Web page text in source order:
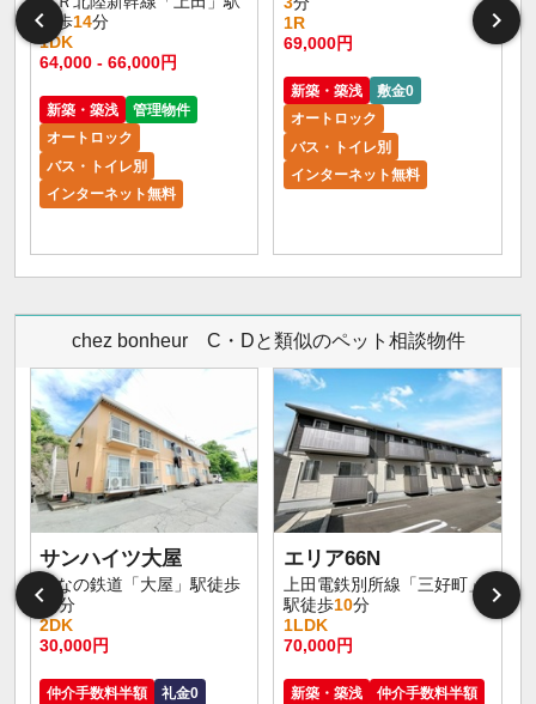
徒歩14分
1DK
64,000 - 66,000円
新築・築浅
管理物件
オートロック
バス・トイレ別
インターネット無料
1R
69,000円
新築・築浅
敷金0
オートロック
バス・トイレ別
インターネット無料
chez bonheur C・Dと類似のペット相談物件
サンハイツ大屋
しなの鉄道「大屋」駅徒歩
17分
2DK
30,000円
仲介手数料半額
礼金0
エリア66N
上田電鉄別所線「三好町」
駅徒歩10分
1LDK
70,000円
新築・築浅
仲介手数料半額